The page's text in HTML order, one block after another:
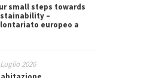
small steps towards
–
europeo a
2026